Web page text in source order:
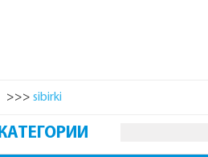
>>> sibirki
КАТЕГОРИИ